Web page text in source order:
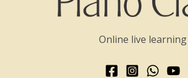
Online live learning